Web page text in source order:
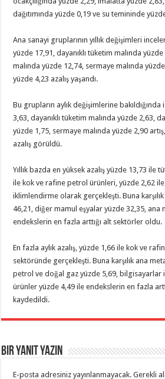
dağıtımında yüzde 0,19 ve su temininde
Ana sanayi gruplarının yıllık değişimleri
yüzde 17,91, dayanıklı tüketim malında
malında yüzde 12,74, sermaye malında
yüzde 4,23 azalış yaşandı.
Bu grupların aylık değişimlerine
3,63, dayanıklı tüketim malında yüzde 2,63,
yüzde 1,75, sermaye malında yüzde 2,90
azalış görüldü.
Yıllık bazda en yüksek azalış yüzde 13,73 ile
ile kok ve rafine petrol ürünleri, yüzde 2,62
iklimlendirme olarak gerçekleşti. Buna
46,21, diğer mamul eşyalar yüzde 32,35, ana
endekslerin en fazla arttığı alt sektörler oldu.
En fazla aylık azalış, yüzde 1,66 ile kok ve
sektöründe gerçekleşti. Buna karşılık ana
petrol ve doğal gaz yüzde 5,69, bilgisayarlar
ürünler yüzde 4,49 ile endekslerin en fazla
kaydedildi.
Bir yanıt yazın
E-posta adresiniz yayınlanmayacak. Gerekli